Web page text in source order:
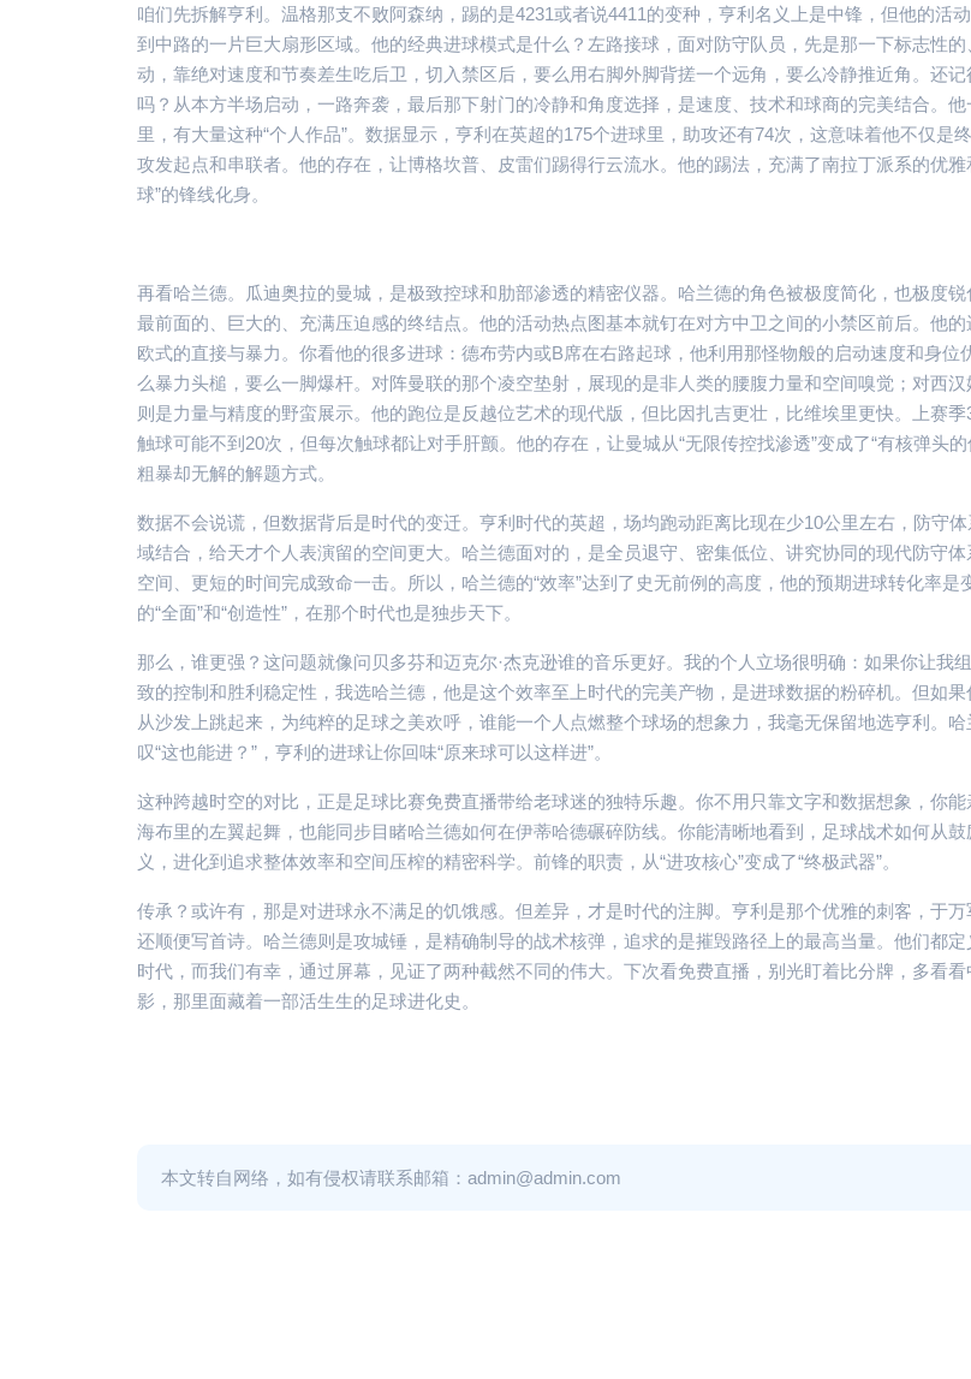
咱们先拆解亨利。温格那支不败阿森纳，踢的是4231或者说4411的变种，亨利名义上是中锋，但他的活
到中路的一片巨大扇形区域。他的经典进球模式是什么？左路接球，面对防守队员，先是那一下标志性
动，靠绝对速度和节奏差生吃后卫，切入禁区后，要么用右脚外脚背搓一个远角，要么冷静推近角。还
吗？从本方半场启动，一路奔袭，最后那下射门的冷静和角度选择，是速度、技术和球商的完美结合。
里，有大量这种“个人作品”。数据显示，亨利在英超的175个进球里，助攻还有74次，这意味着他不仅是
攻发起点和串联者。他的存在，让博格坎普、皮雷们踢得行云流水。他的踢法，充满了南拉丁派系的优雅
球”的锋线化身。
再看哈兰德。瓜迪奥拉的曼城，是极致控球和肋部渗透的精密仪器。哈兰德的角色被极度简化，也极度
最前面的、巨大的、充满压迫感的终结点。他的活动热点图基本就钉在对方中卫之间的小禁区前后。他
欧式的直接与暴力。你看他的很多进球：德布劳内或B席在右路起球，他利用那怪物般的启动速度和身位
么暴力头槌，要么一脚爆杆。对阵曼联的那个凌空垫射，展现的是非人类的腰腹力量和空间嗅觉；对西汉
则是力量与精度的野蛮展示。他的跑位是反越位艺术的现代版，但比因扎吉更壮，比维埃里更快。上赛
触球可能不到20次，但每次触球都让对手肝颤。他的存在，让曼城从“无限传控找渗透”变成了“有核弹头
粗暴却无解的解题方式。
数据不会说谎，但数据背后是时代的变迁。亨利时代的英超，场均跑动距离比现在少10公里左右，防守
域结合，给天才个人表演留的空间更大。哈兰德面对的，是全员退守、密集低位、讲究协同的现代防守
空间、更短的时间完成致命一击。所以，哈兰德的“效率”达到了史无前例的高度，他的预期进球转化率是
的“全面”和“创造性”，在那个时代也是独步天下。
那么，谁更强？这问题就像问贝多芬和迈克尔·杰克逊谁的音乐更好。我的个人立场很明确：如果你让我
致的控制和胜利稳定性，我选哈兰德，他是这个效率至上时代的完美产物，是进球数据的粉碎机。但如
从沙发上跳起来，为纯粹的足球之美欢呼，谁能一个人点燃整个球场的想象力，我毫无保留地选亨利。
叹“这也能进？”，亨利的进球让你回味“原来球可以这样进”。
这种跨越时空的对比，正是足球比赛免费直播带给老球迷的独特乐趣。你不用只靠文字和数据想象，你
海布里的左翼起舞，也能同步目睹哈兰德如何在伊蒂哈德碾碎防线。你能清晰地看到，足球战术如何从
义，进化到追求整体效率和空间压榨的精密科学。前锋的职责，从“进攻核心”变成了“终极武器”。
传承？或许有，那是对进球永不满足的饥饿感。但差异，才是时代的注脚。亨利是那个优雅的刺客，于万
还顺便写首诗。哈兰德则是攻城锤，是精确制导的战术核弹，追求的是摧毁路径上的最高当量。他们都
时代，而我们有幸，通过屏幕，见证了两种截然不同的伟大。下次看免费直播，别光盯着比分牌，多看
影，那里面藏着一部活生生的足球进化史。
本文转自网络，如有侵权请联系邮箱：admin@admin.com